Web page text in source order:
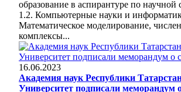
образование в аспирантуре по научной
1.2. Компьютерные науки и
Математическое моделирование,
комплексы...
16.06.2023
Академия наук Республики
Университет подписали меморандум